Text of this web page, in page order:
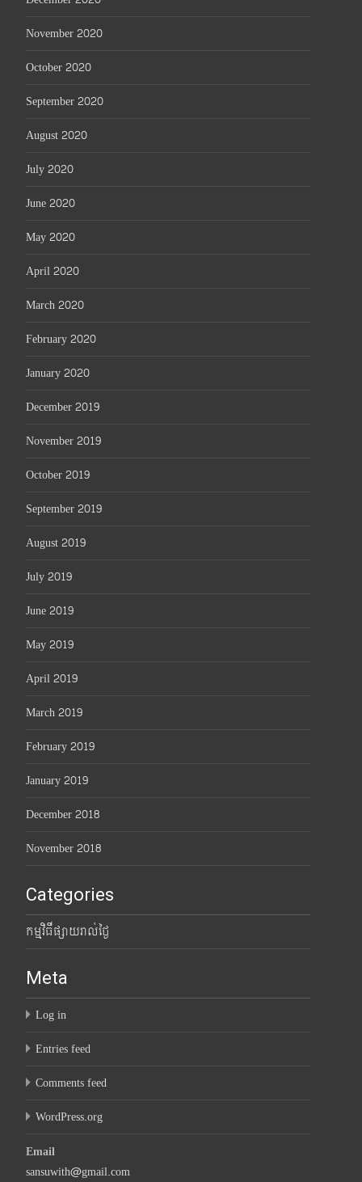
November 2020
October 2020
September 2020
August 2020
July 2020
June 2020
May 2020
April 2020
March 2020
February 2020
January 2020
December 2019
November 2019
October 2019
September 2019
August 2019
July 2019
June 2019
May 2019
April 2019
March 2019
February 2019
January 2019
December 2018
November 2018
Categories
កម្មវិធីផ្សាយរាល់ថ្ងៃ
Meta
Log in
Entries feed
Comments feed
WordPress.org
Email
sansuwith@gmail.com